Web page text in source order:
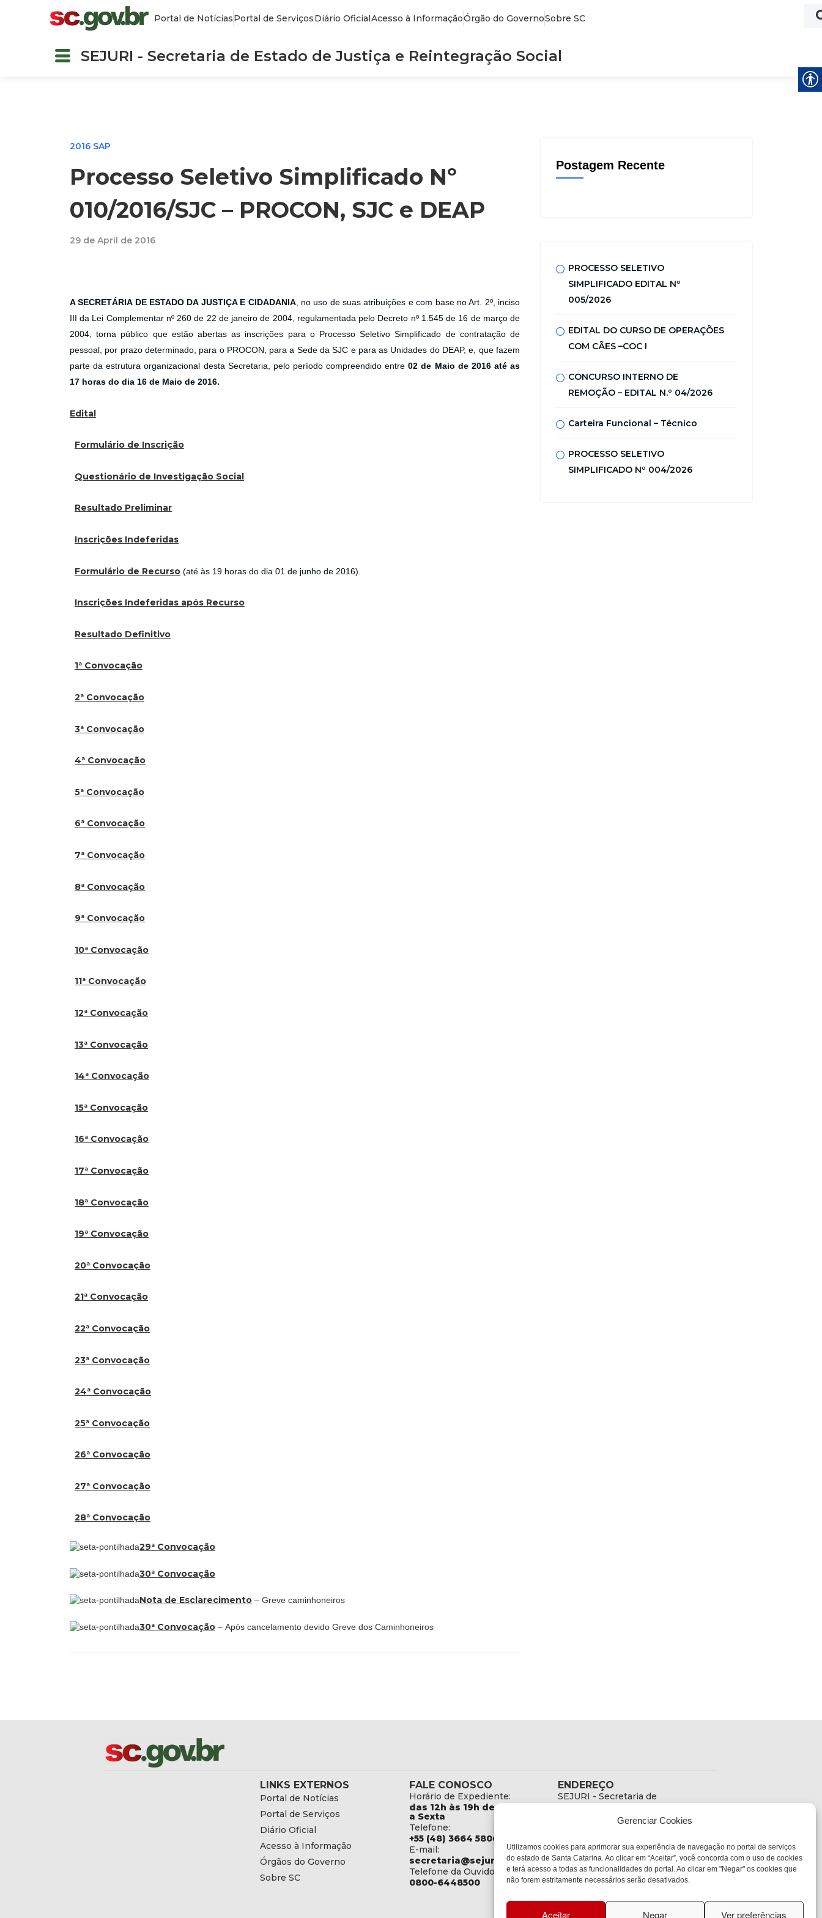
Gerenciar Cookies
Utilizamos cookies para aprimorar sua experiência de navegação no portal de serviços
do estado de Santa Catarina. Ao clicar em “Aceitar”, você concorda com o uso de cookies
e terá acesso a todas as funcionalidades do portal. Ao clicar em "Negar" os cookies que
não forem estritamente necessários serão desativados.
Aceitar Negar Ver preferências
Portal de NotíciasPortal de ServiçosDiário OficialAcesso à InformaçãoÓrgão do GovernoSobre SC
SEJURI - Secretaria de Estado de Justiça e Reintegração Social
2016 SAP
Processo Seletivo Simplificado Nº
010/2016/SJC – PROCON, SJC e DEAP
29 de April de 2016
A SECRETÁRIA DE ESTADO DA JUSTIÇA E CIDADANIA, no uso de suas atribuições e com base no Art. 2º, inciso
III da Lei Complementar nº 260 de 22 de janeiro de 2004, regulamentada pelo Decreto nº 1.545 de 16 de março de
2004, torna público que estão abertas as inscrições para o Processo Seletivo Simplificado de contratação de
pessoal, por prazo determinado, para o PROCON, para a Sede da SJC e para as Unidades do DEAP, e, que fazem
parte da estrutura organizacional desta Secretaria, pelo período compreendido entre02 de Maio de 2016 até as
17 horas do dia 16 de Maio de 2016.
Edital
Formulário de Inscrição
Questionário de Investigação Social
Resultado Preliminar
Inscrições Indeferidas
Formulário de Recurso (até às 19 horas do dia 01 de junho de 2016).
Inscrições Indeferidas após Recurso
Resultado Definitivo
1ª Convocação
2ª Convocação
3ª Convocação
4ª Convocação
5ª Convocação
6ª Convocação
7ª Convocação
8ª Convocação
9ª Convocação
10ª Convocação
11ª Convocação
12ª Convocação
13ª Convocação
14ª Convocação
15ª Convocação
16ª Convocação
17ª Convocação
18ª Convocação
19ª Convocação
20ª Convocação
21ª Convocação
22ª Convocação
23ª Convocação
24ª Convocação
25ª Convocação
26ª Convocação
27ª Convocação
28ª Convocação
29ª Convocação
30ª Convocação
Nota de Esclarecimento – Greve caminhoneiros
30ª Convocação – Após cancelamento devido Greve dos Caminhoneiros
Postagem Recente
PROCESSO SELETIVO
SIMPLIFICADO EDITAL Nº
005/2026
EDITAL DO CURSO DE OPERAÇÕES
COM CÃES –COC I
CONCURSO INTERNO DE
REMOÇÃO – EDITAL N.º 04/2026
Carteira Funcional – Técnico
PROCESSO SELETIVO
SIMPLIFICADO Nº 004/2026
LINKS EXTERNOS
Portal de Notícias
Portal de Serviços
Diário Oficial
Acesso à Informação
Órgãos do Governo
Sobre SC
FALE CONOSCO
Horário de Expediente:
das 12h às 19h de Segunda
a Sexta
Telefone:
+55 (48) 3664 5806
E-mail:
secretaria@sejuri.sc.gov.br
Telefone da Ouvidoria:
0800-6448500
ENDEREÇO
SEJURI - Secretaria de
Reintegração Social
Rua Fúlvio Aducci, 1214 -
Loja 06
Bairro:
Estreito - Florianópolis -
SC
88075-000